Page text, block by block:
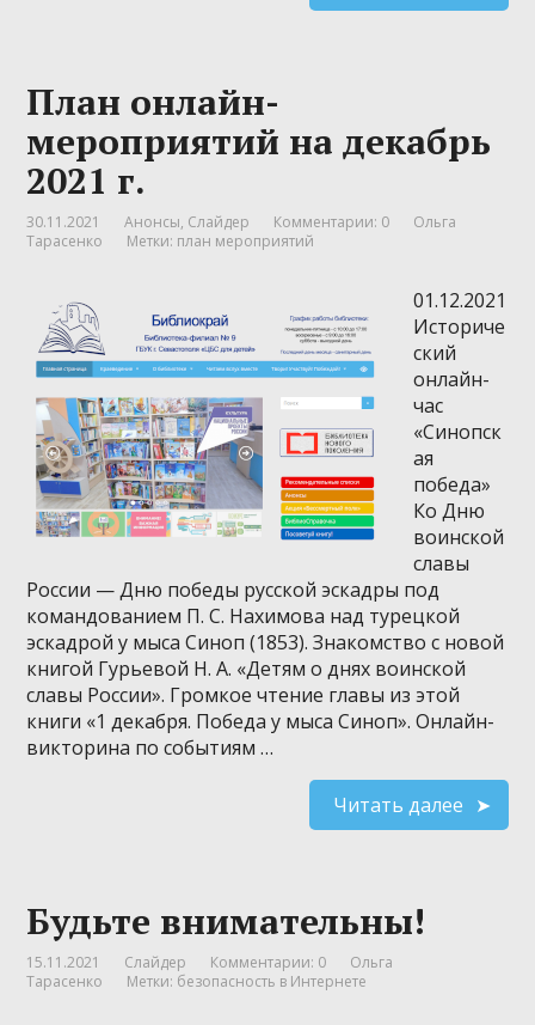
План онлайн-
мероприятий на декабрь
2021 г.
30.11.2021 Анонсы, Слайдер Комментарии: 0
Ольга
Тарасенко
Метки: план мероприятий
01.12.2021
Историче
ский
онлайн-
час
«Синопск
ая
победа»
Ко Дню
воинской
славы
России — Дню победы русской эскадры под
командованием П. С. Нахимова над турецкой
эскадрой у мыса Синоп (1853). Знакомство с новой
книгой Гурьевой Н. А. «Детям о днях воинской
славы России». Громкое чтение главы из этой
книги «1 декабря. Победа у мыса Синоп». Онлайн-
викторина по событиям …
Читать далее
Будьте внимательны!
15.11.2021 Слайдер Комментарии: 0
Ольга
Тарасенко
Метки: безопасность в Интернете